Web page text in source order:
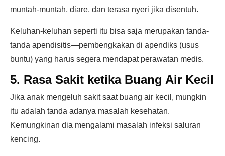
muntah-muntah, diare, dan terasa nyeri jika disentuh.
Keluhan-keluhan seperti itu bisa saja merupakan tanda-
tanda apendisitis—pembengkakan di apendiks (usus
buntu) yang harus segera mendapat perawatan medis.
5. Rasa Sakit ketika Buang Air Kecil
Jika anak mengeluh sakit saat buang air kecil, mungkin
itu adalah tanda adanya masalah kesehatan.
Kemungkinan dia mengalami masalah infeksi saluran
kencing.